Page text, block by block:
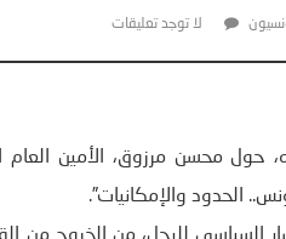
لا توجد تعليقات
حول محسن مرزوق، الأمين
الحدود والإمكانيات”.